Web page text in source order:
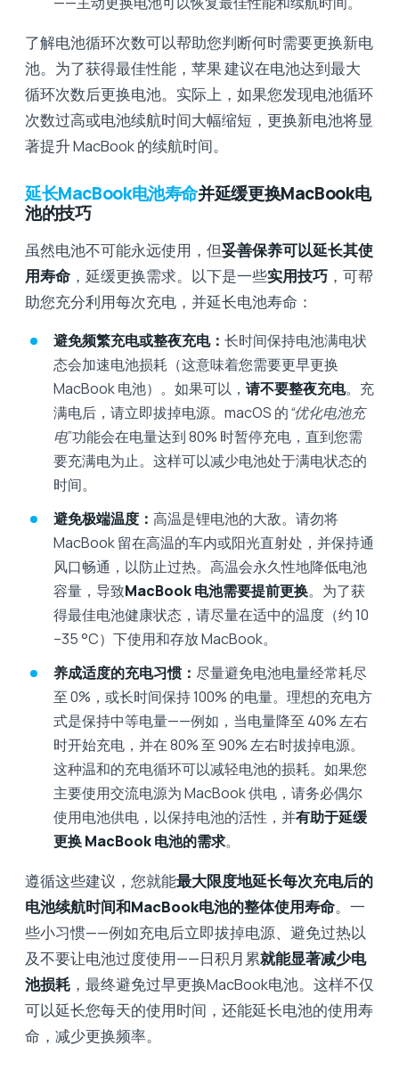
了解电池循环次数可以帮助您判断何时需要更换新电
池。为了获得最佳性能，苹果 建议在电池达到最大
循环次数后更换电池。实际上，如果您发现电池循环
次数过高或电池续航时间大幅缩短，更换新电池将显
著提升 MacBook 的续航时间。
延长MacBook电池寿命并延缓更换MacBook电
池的技巧
虽然电池不可能永远使用，但妥善保养可以延长其使
用寿命 ，延缓更换需求。以下是一些实用技巧 ，可帮
助您充分利用每次充电，并延长电池寿命：
避免频繁充电或整夜充电： 长时间保持电池满电状
态会加速电池损耗（这意味着您需要更早更换
MacBook 电池）。如果可以， 请不要整夜充电。充
满电后，请立即拔掉电源。macOS 的“优化电池充
电”功能会在电量达到 80% 时暂停充电，直到您需
要充满电为止。这样可以减少电池处于满电状态的
时间。
避免极端温度： 高温是锂电池的大敌。请勿将
MacBook 留在高温的车内或阳光直射处，并保持通
风口畅通，以防止过热。高温会永久性地降低电池
容量，导致MacBook 电池需要提前更换。为了获
得最佳电池健康状态，请尽量在适中的温度（约 10
–35 °C）下使用和存放 MacBook。
养成适度的充电习惯： 尽量避免电池电量经常耗尽
至 0%，或长时间保持 100% 的电量。理想的充电方
式是保持中等电量——例如，当电量降至 40% 左右
时开始充电，并在 80% 至 90% 左右时拔掉电源。
这种温和的充电循环可以减轻电池的损耗。如果您
主要使用交流电源为 MacBook 供电，请务必偶尔
使用电池供电，以保持电池的活性，并有助于延缓
更换 MacBook 电池的需求。
遵循这些建议，您就能最大限度地延长每次充电后的
电池续航时间和MacBook电池的整体使用寿命。一
些小习惯——例如充电后立即拔掉电源、避免过热以
及不要让电池过度使用——日积月累就能显著减少电
池损耗 ，最终避免过早更换MacBook电池。这样不仅
可以延长您每天的使用时间，还能延长电池的使用寿
命，减少更换频率。